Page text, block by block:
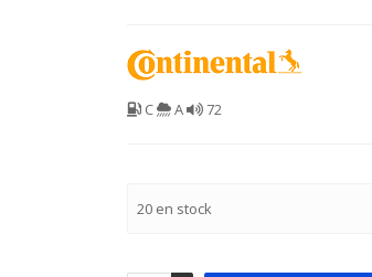
C A 72
20 en stock